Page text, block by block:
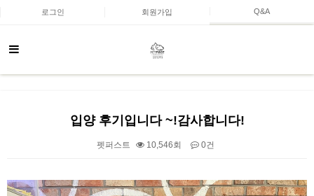
로그인 회원가입 Q&A
입양 후기입니다 ~!감사합니다!
펫퍼스트 10,546회 0건
본문